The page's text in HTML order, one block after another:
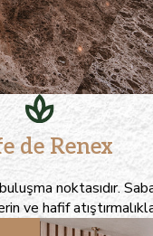
de Renex
noktasıdır.
hafif